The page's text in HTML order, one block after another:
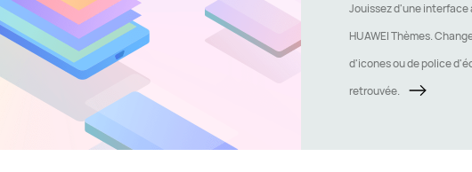
Jouissez d'une interface
HUAWEI Thèmes.
d'icones ou de police
retrouvée.